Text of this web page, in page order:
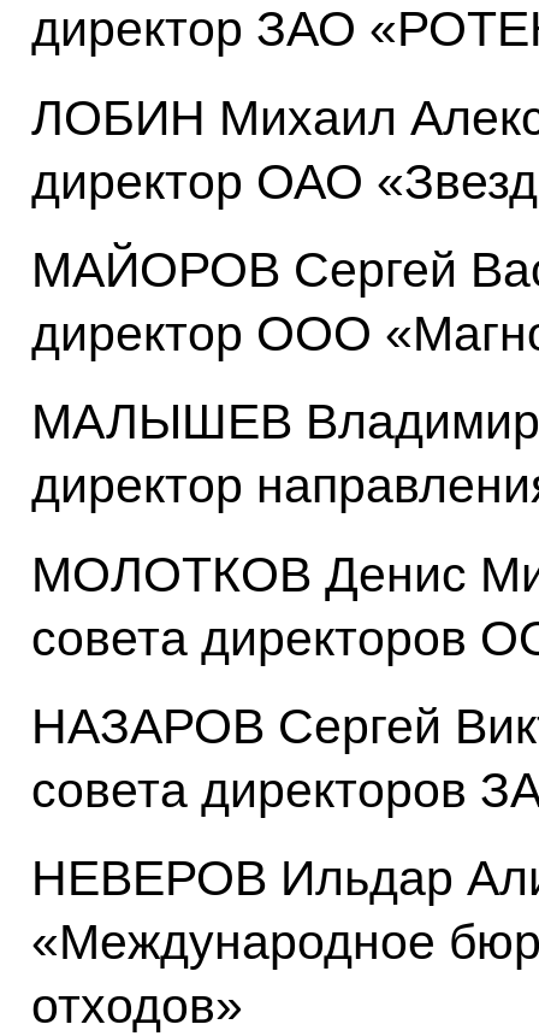
директор ЗАО
ЛОБИН Михаил
директор ОАО
МАЙОРОВ Сергей
директор ООО
МАЛЫШЕВ Владимир
директор
МОЛОТКОВ Денис
совета директоров
НАЗАРОВ Сергей
совета директоров
НЕВЕРОВ Ильдар
«Международное
отходов»